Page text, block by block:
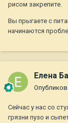
рисом закрепите.
Вы прыгаете с
начинаются
Елена
Сейчас у нас со
грязни пузо и